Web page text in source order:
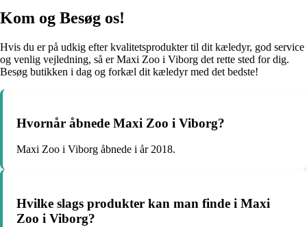
Kom og Besøg os!
Hvis du er på udkig efter kvalitetsprodukter til dit kæledyr, god service
og venlig vejledning, så er Maxi Zoo i Viborg det rette sted for dig.
Besøg butikken i dag og forkæl dit kæledyr med det bedste!
Hvornår åbnede Maxi Zoo i Viborg?
Maxi Zoo i Viborg åbnede i år 2018.
Hvilke slags produkter kan man finde i Maxi
Zoo i Viborg?